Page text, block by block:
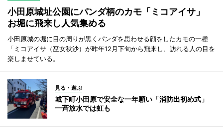
小田原城址公園にパンダ柄のカモ「ミコアイサ」
お堀に飛来し人気集める
小田原城の堀に目の周りが黒くパンダを思わせる顔をしたカモの一種
「ミコアイサ（巫女秋沙）が昨年12月下旬から飛来し、訪れる人の目を
楽しませている。
見る・遊ぶ
城下町小田原で安全な一年願い「消防出初め式」
一斉放水では虹も